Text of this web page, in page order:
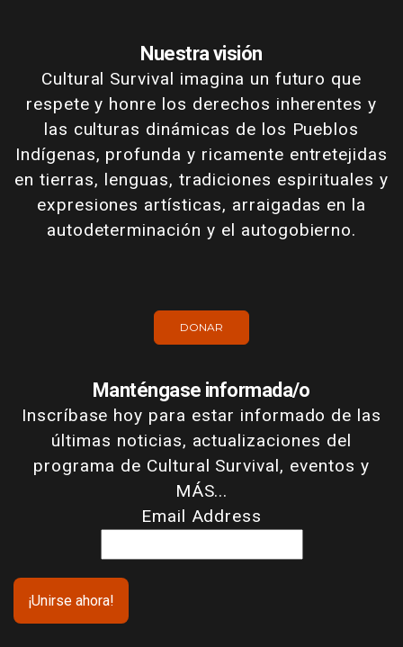
Nuestra visión
Cultural Survival imagina un futuro que
respete y honre los derechos inherentes y
las culturas dinámicas de los Pueblos
Indígenas, profunda y ricamente entretejidas
en tierras, lenguas, tradiciones espirituales y
expresiones artísticas, arraigadas en la
autodeterminación y el autogobierno.
DONAR
Manténgase informada/o
Inscríbase hoy para estar informado de las
últimas noticias, actualizaciones del
programa de Cultural Survival, eventos y
MÁS...
Email Address